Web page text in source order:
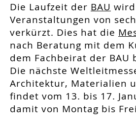
Die Laufzeit der BAU
Veranstaltungen von
verkürzt. Dies hat die
nach Beratung mit dem
dem Fachbeirat der BAU
Die nächste
Architektur, Materialien
findet vom 13. bis 17.
damit von Montag bis